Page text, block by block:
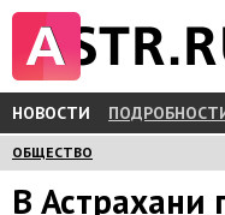
НОВОСТИ
ОБЩЕСТВО
В Астрахани